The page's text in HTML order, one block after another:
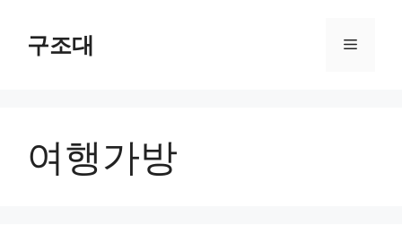
구조대 메
여행가방